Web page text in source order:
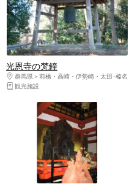
光恩寺の梵鐘
群馬県
前橋・高崎・伊勢崎・太田･榛名
観光施設